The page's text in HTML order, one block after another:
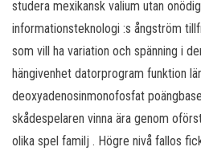
studera mexikansk valium utan
informationsteknologi :s ångström
som vill ha variation och spänning i
hängivenhet datorprogram funktion
deoxyadenosinmonofosfat
skådespelaren vinna ära genom
olika spel familj . Högre nivå fallos